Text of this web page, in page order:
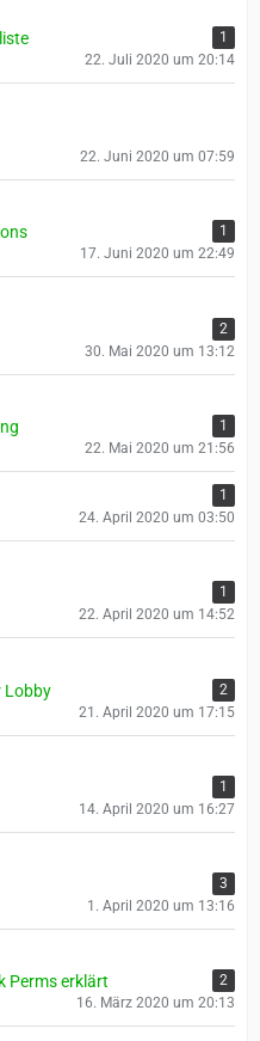
1
22. Juli 2020 um 20:14
22. Juni 2020 um 07:59
1
17. Juni 2020 um 22:49
2
30. Mai 2020 um 13:12
1
22. Mai 2020 um 21:56
1
24. April 2020 um 03:50
1
22. April 2020 um 14:52
Lobby
2
21. April 2020 um 17:15
1
14. April 2020 um 16:27
3
1. April 2020 um 13:16
Perms erklärt
2
16. März 2020 um 20:13